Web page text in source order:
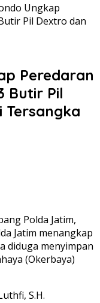
Ungkap
Pil Dextro dan
Peredaran
Butir Pil
Tersangka
Polda Jatim,
Jatim menangkap
diduga menyimpan
(Okerbaya)
S.H.